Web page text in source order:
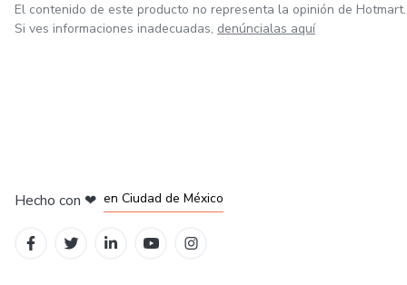
El contenido de este producto no representa la opinión de Hotmart.
Si ves informaciones inadecuadas, denúncialas aquí
Hecho con ❤ en Ciudad de México